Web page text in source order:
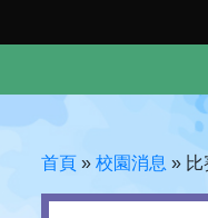
首頁 » 校園消息 »